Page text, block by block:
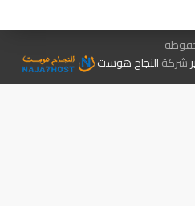
شركةالنجاح هوست